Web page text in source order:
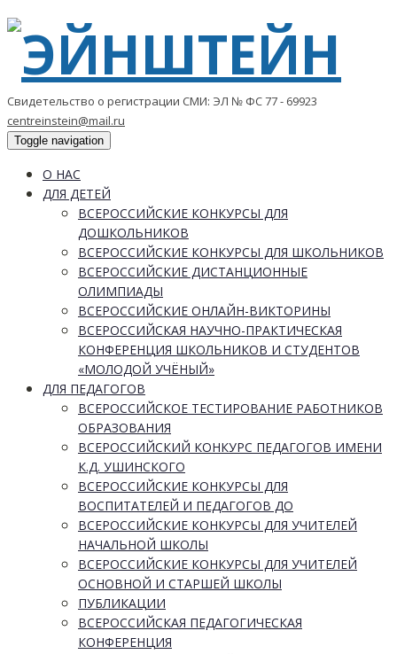
Свидетельство о регистрации СМИ: ЭЛ № ФС 77 - 69923
centreinstein@mail.ru
Toggle navigation
О НАС
ДЛЯ ДЕТЕЙ
ВСЕРОССИЙСКИЕ КОНКУРСЫ ДЛЯ
ДОШКОЛЬНИКОВ
ВСЕРОССИЙСКИЕ КОНКУРСЫ ДЛЯ ШКОЛЬНИКОВ
ВСЕРОССИЙСКИЕ ДИСТАНЦИОННЫЕ
ОЛИМПИАДЫ
ВСЕРОССИЙСКИЕ ОНЛАЙН-ВИКТОРИНЫ
ВСЕРОССИЙСКАЯ НАУЧНО-ПРАКТИЧЕСКАЯ
КОНФЕРЕНЦИЯ ШКОЛЬНИКОВ И СТУДЕНТОВ
«МОЛОДОЙ УЧЁНЫЙ»
ДЛЯ ПЕДАГОГОВ
ВСЕРОССИЙСКОЕ ТЕСТИРОВАНИЕ РАБОТНИКОВ
ОБРАЗОВАНИЯ
ВСЕРОССИЙСКИЙ КОНКУРС ПЕДАГОГОВ ИМЕНИ
К.Д. УШИНСКОГО
ВСЕРОССИЙСКИЕ КОНКУРСЫ ДЛЯ
ВОСПИТАТЕЛЕЙ И ПЕДАГОГОВ ДО
ВСЕРОССИЙСКИЕ КОНКУРСЫ ДЛЯ УЧИТЕЛЕЙ
НАЧАЛЬНОЙ ШКОЛЫ
ВСЕРОССИЙСКИЕ КОНКУРСЫ ДЛЯ УЧИТЕЛЕЙ
ОСНОВНОЙ И СТАРШЕЙ ШКОЛЫ
ПУБЛИКАЦИИ
ВСЕРОССИЙСКАЯ ПЕДАГОГИЧЕСКАЯ
КОНФЕРЕНЦИЯ